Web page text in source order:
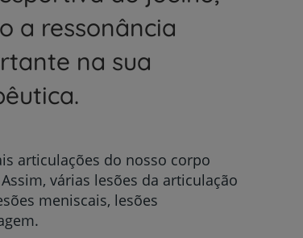
a ressonância
na sua
articulações do nosso corpo
várias lesões da articulação
meniscais, lesões